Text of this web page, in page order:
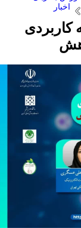
اخبار
۳۰ افزونه کاربردی